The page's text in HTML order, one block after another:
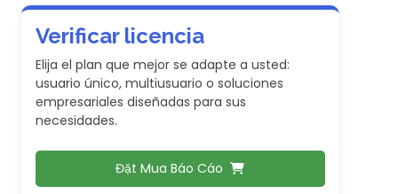
Verificar licencia
Elija el plan que mejor se adapte a usted:
usuario único, multiusuario o soluciones
empresariales diseñadas para sus
necesidades.
Đặt Mua Báo Cáo